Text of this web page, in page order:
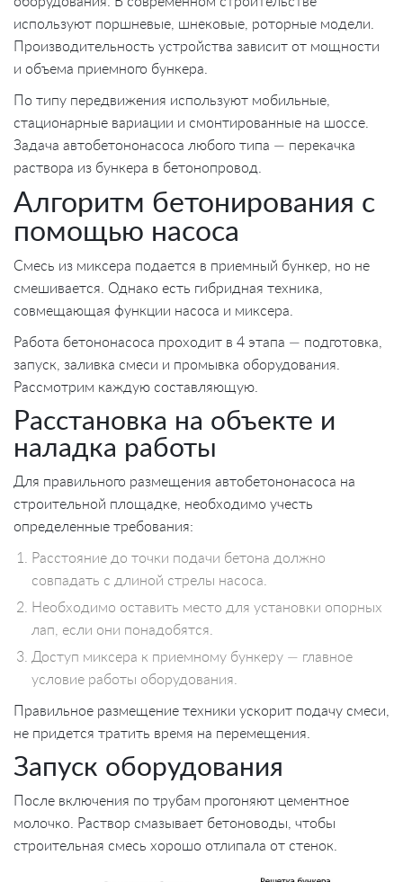
используют поршневые, шнековые, роторные модели.
Производительность устройства зависит от мощности
и объема приемного бункера.
По типу передвижения используют мобильные,
стационарные вариации и смонтированные на шоссе.
Задача автобетононасоса любого типа — перекачка
раствора из бункера в бетонопровод.
Алгоритм бетонирования с
помощью насоса
Смесь из миксера подается в приемный бункер, но не
смешивается. Однако есть гибридная техника,
совмещающая функции насоса и миксера.
Работа бетононасоса проходит в 4 этапа — подготовка,
запуск, заливка смеси и промывка оборудования.
Рассмотрим каждую составляющую.
Расстановка на объекте и
наладка работы
Для правильного размещения автобетононасоса на
строительной площадке, необходимо учесть
определенные требования:
Расстояние до точки подачи бетона должно
совпадать с длиной стрелы насоса.
Необходимо оставить место для установки опорных
лап, если они понадобятся.
Доступ миксера к приемному бункеру — главное
условие работы оборудования.
Правильное размещение техники ускорит подачу смеси,
не придется тратить время на перемещения.
Запуск оборудования
После включения по трубам прогоняют цементное
молочко. Раствор смазывает бетоноводы, чтобы
строительная смесь хорошо отлипала от стенок.